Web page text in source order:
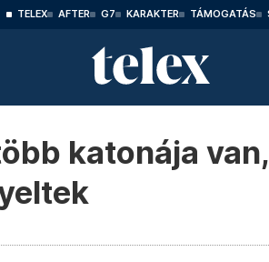
TELEX AFTER G7 KARAKTER TÁMOGATÁS
katonája